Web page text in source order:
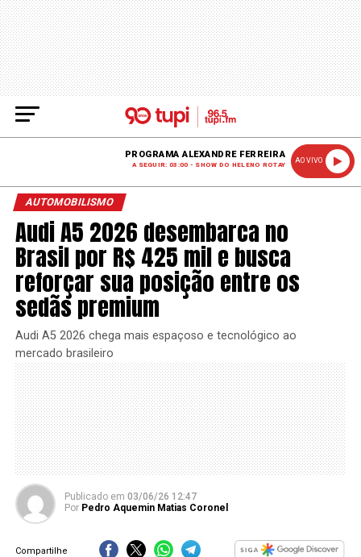
PROGRAMA ALEXANDRE FERREIRA
A SEGUIR: 03:00 - SHOW DO HELENO ROTAY
AO VIVO
AUTOMOBILISMO
Audi A5 2026 desembarca no
Brasil por R$ 425 mil e busca
reforçar sua posição entre os
sedãs premium
Audi A5 2026 chega mais espaçoso e tecnológico ao
mercado brasileiro
Publicado em 03/06/26 12:47
Por Pedro Aquemin Matias Coronel
Compartilhe